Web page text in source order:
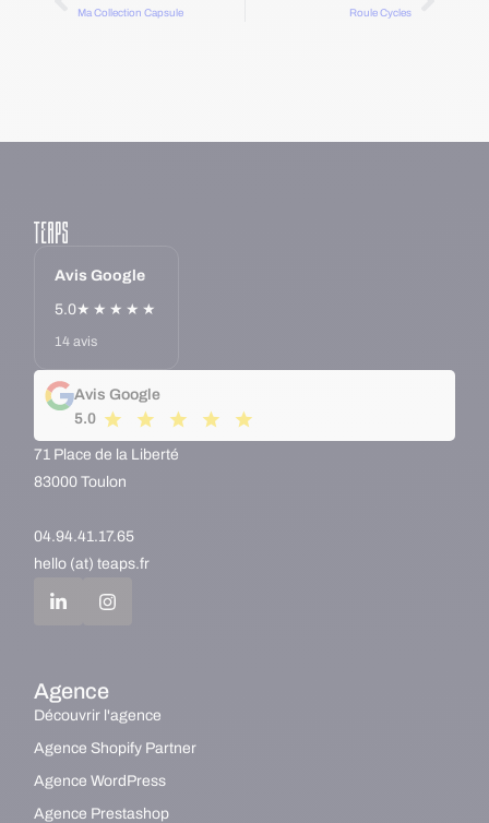
Ma Collection Capsule Roule Cycles
Avis Google
5.0★★★★★
14 avis
Avis Google
5.0
71 Place de la Liberté
83000 Toulon
04.94.41.17.65
hello (at) teaps.fr
Agence
Découvrir l'agence
Agence Shopify Partner
Agence WordPress
Agence Prestashop